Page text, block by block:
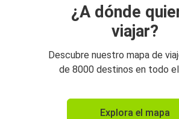
¿A dónde
viajar?
Descubre nuestro mapa de
de 8000 destinos en todo el
Explora el mapa